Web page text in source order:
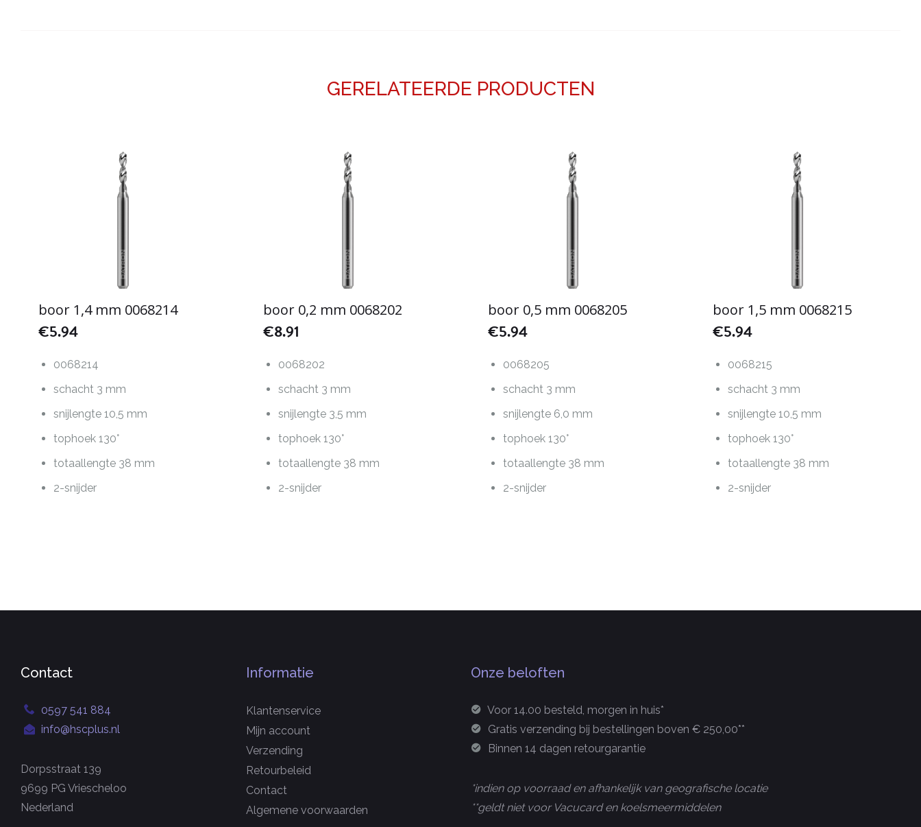
GERELATEERDE PRODUCTEN
boor 1,4 mm 0068214
€5.94
0068214
schacht 3 mm
snijlengte 10,5 mm
tophoek 130°
totaallengte 38 mm
2-snijder
boor 0,2 mm 0068202
€8.91
0068202
schacht 3 mm
snijlengte 3,5 mm
tophoek 130°
totaallengte 38 mm
2-snijder
boor 0,5 mm 0068205
€5.94
0068205
schacht 3 mm
snijlengte 6,0 mm
tophoek 130°
totaallengte 38 mm
2-snijder
boor 1,5 mm 0068215
€5.94
0068215
schacht 3 mm
snijlengte 10,5 mm
tophoek 130°
totaallengte 38 mm
2-snijder
Contact
0597 541 884
info@hscplus.nl
Dorpsstraat 139
9699 PG Vriescheloo
Nederland
Informatie
Klantenservice
Mijn account
Verzending
Retourbeleid
Contact
Algemene voorwaarden
Onze beloften
Voor 14.00 besteld, morgen in huis*
Gratis verzending bij bestellingen boven € 250,00**
Binnen 14 dagen retourgarantie
*indien op voorraad en afhankelijk van geografische locatie
**geldt niet voor Vacucard en koelsmeermiddelen